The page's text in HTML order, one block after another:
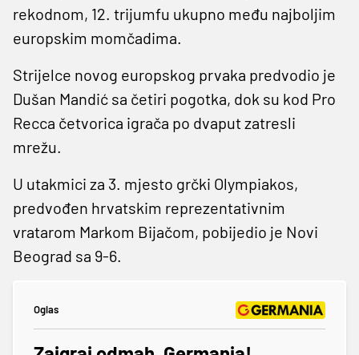
rekodnom, 12. trijumfu ukupno među najboljim
europskim momčadima.
Strijelce novog europskog prvaka predvodio je
Dušan Mandić sa četiri pogotka, dok su kod Pro
Recca četvorica igrača po dvaput zatresli
mrežu.
U utakmici za 3. mjesto grčki Olympiakos,
predvođen hrvatskim reprezentativnim
vratarom Markom Bijačom, pobijedio je Novi
Beograd sa 9-6.
Oglas